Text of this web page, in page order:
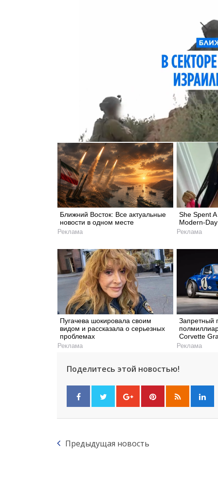
Ближний Восток: Все актуальные
новости в одном месте
Реклама
She Spent
Modern-
Реклама
Пугачева шокировала своим
видом и рассказала о серьезных
проблемах
Реклама
Запретный
Corvette
Реклама
Поделитесь этой новостью!
Предыдущая новость